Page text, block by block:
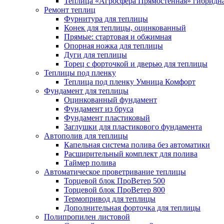
Ремонт теплиц
Фурнитура для теплицы
Конек для теплицы, оцинкованный
Прямые: стартовая и обжимная
Опорная ножка для теплицы
Дуги для теплицы
Торец с форточкой и дверью для теплицы
Теплицы под пленку
Теплица под пленку Умница Комфорт
Фундамент для теплицы
Оцинкованный фундамент
Фундамент из бруса
Фундамент пластиковый
Заглушки для пластикового фундамента
Автополив для теплицы
Капельная система полива без автоматики
Расширительный комплект для полива
Таймер полива
Автоматическое проветривание теплицы
Торцевой блок ПроВетер 500
Торцевой блок ПроВетер 800
Термопривод для теплицы
Дополнительная форточка для теплицы
Полипропилен листовой